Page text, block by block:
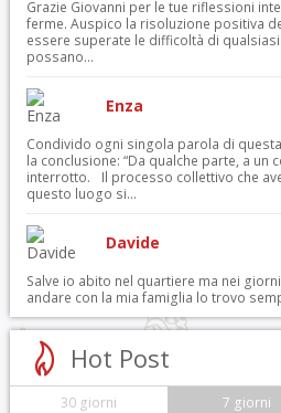
Grazie Giovanni per le tue riflessioni
ferme. Auspico la risoluzione positiva
essere superate le difficoltà di
possano...
Enza
Condivido ogni singola parola di
la conclusione: “Da qualche parte, a un
interrotto. Il processo collettivo che
questo luogo si...
Davide
Salve io abito nel quartiere ma nei
andare con la mia famiglia lo trovo
Hot Post
30 giorni 7 giorni